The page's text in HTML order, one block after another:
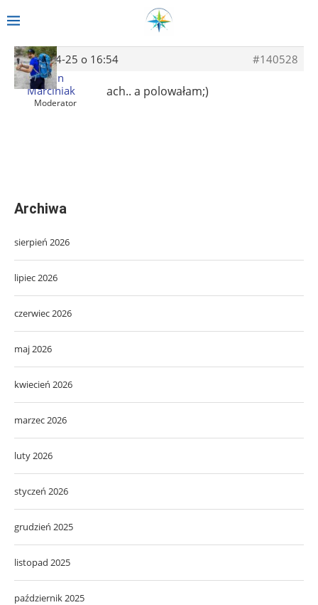
2014-04-25 o 16:54
#140528
Albin
Marciniak
Moderator
ach.. a polowałam;)
Archiwa
sierpień 2026
lipiec 2026
czerwiec 2026
maj 2026
kwiecień 2026
marzec 2026
luty 2026
styczeń 2026
grudzień 2025
listopad 2025
październik 2025